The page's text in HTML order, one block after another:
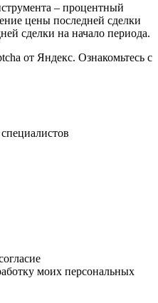
– процентный
цены последней сделки
сделки на начало периода.
от Яндекс. Ознакомьтесь с
моих персональных